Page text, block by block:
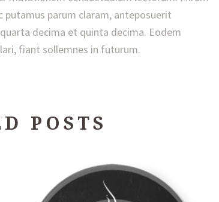
parum claram, anteposuerit
decima et quinta decima. Eodem
fiant sollemnes in futurum.
POSTS